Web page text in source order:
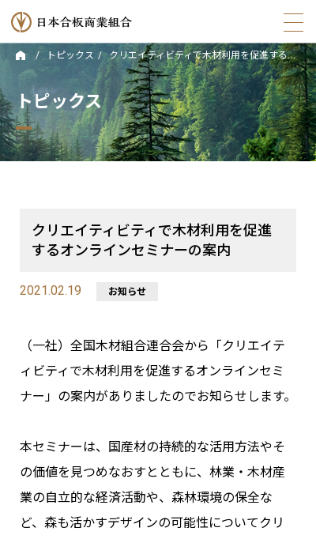
トップ
日本合板商業組合とは
組合員・会員について
トピックス
イベント情報
トピックス クリエイティビティで木材利用を促進するオンラインセミナーの案内
トピックス
クリエイティビティで木材利用を促進
するオンラインセミナーの案内
2021.02.19 お知らせ
（一社）全国木材組合連合会から「クリエイテ
ィビティで木材利用を促進するオンラインセミ
ナー」の案内がありましたのでお知らせします。
本セミナーは、国産材の持続的な活用方法やそ
の価値を見つめなおすとともに、林業・木材産
業の自立的な経済活動や、森林環境の保全な
ど、森も活かすデザインの可能性についてクリ